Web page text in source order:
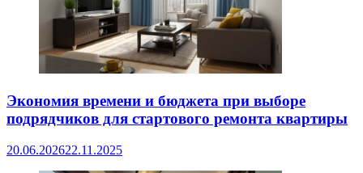
Экономия времени и бюджета при выборе
подрядчиков для стартового ремонта квартиры
20.06.202622.11.2025